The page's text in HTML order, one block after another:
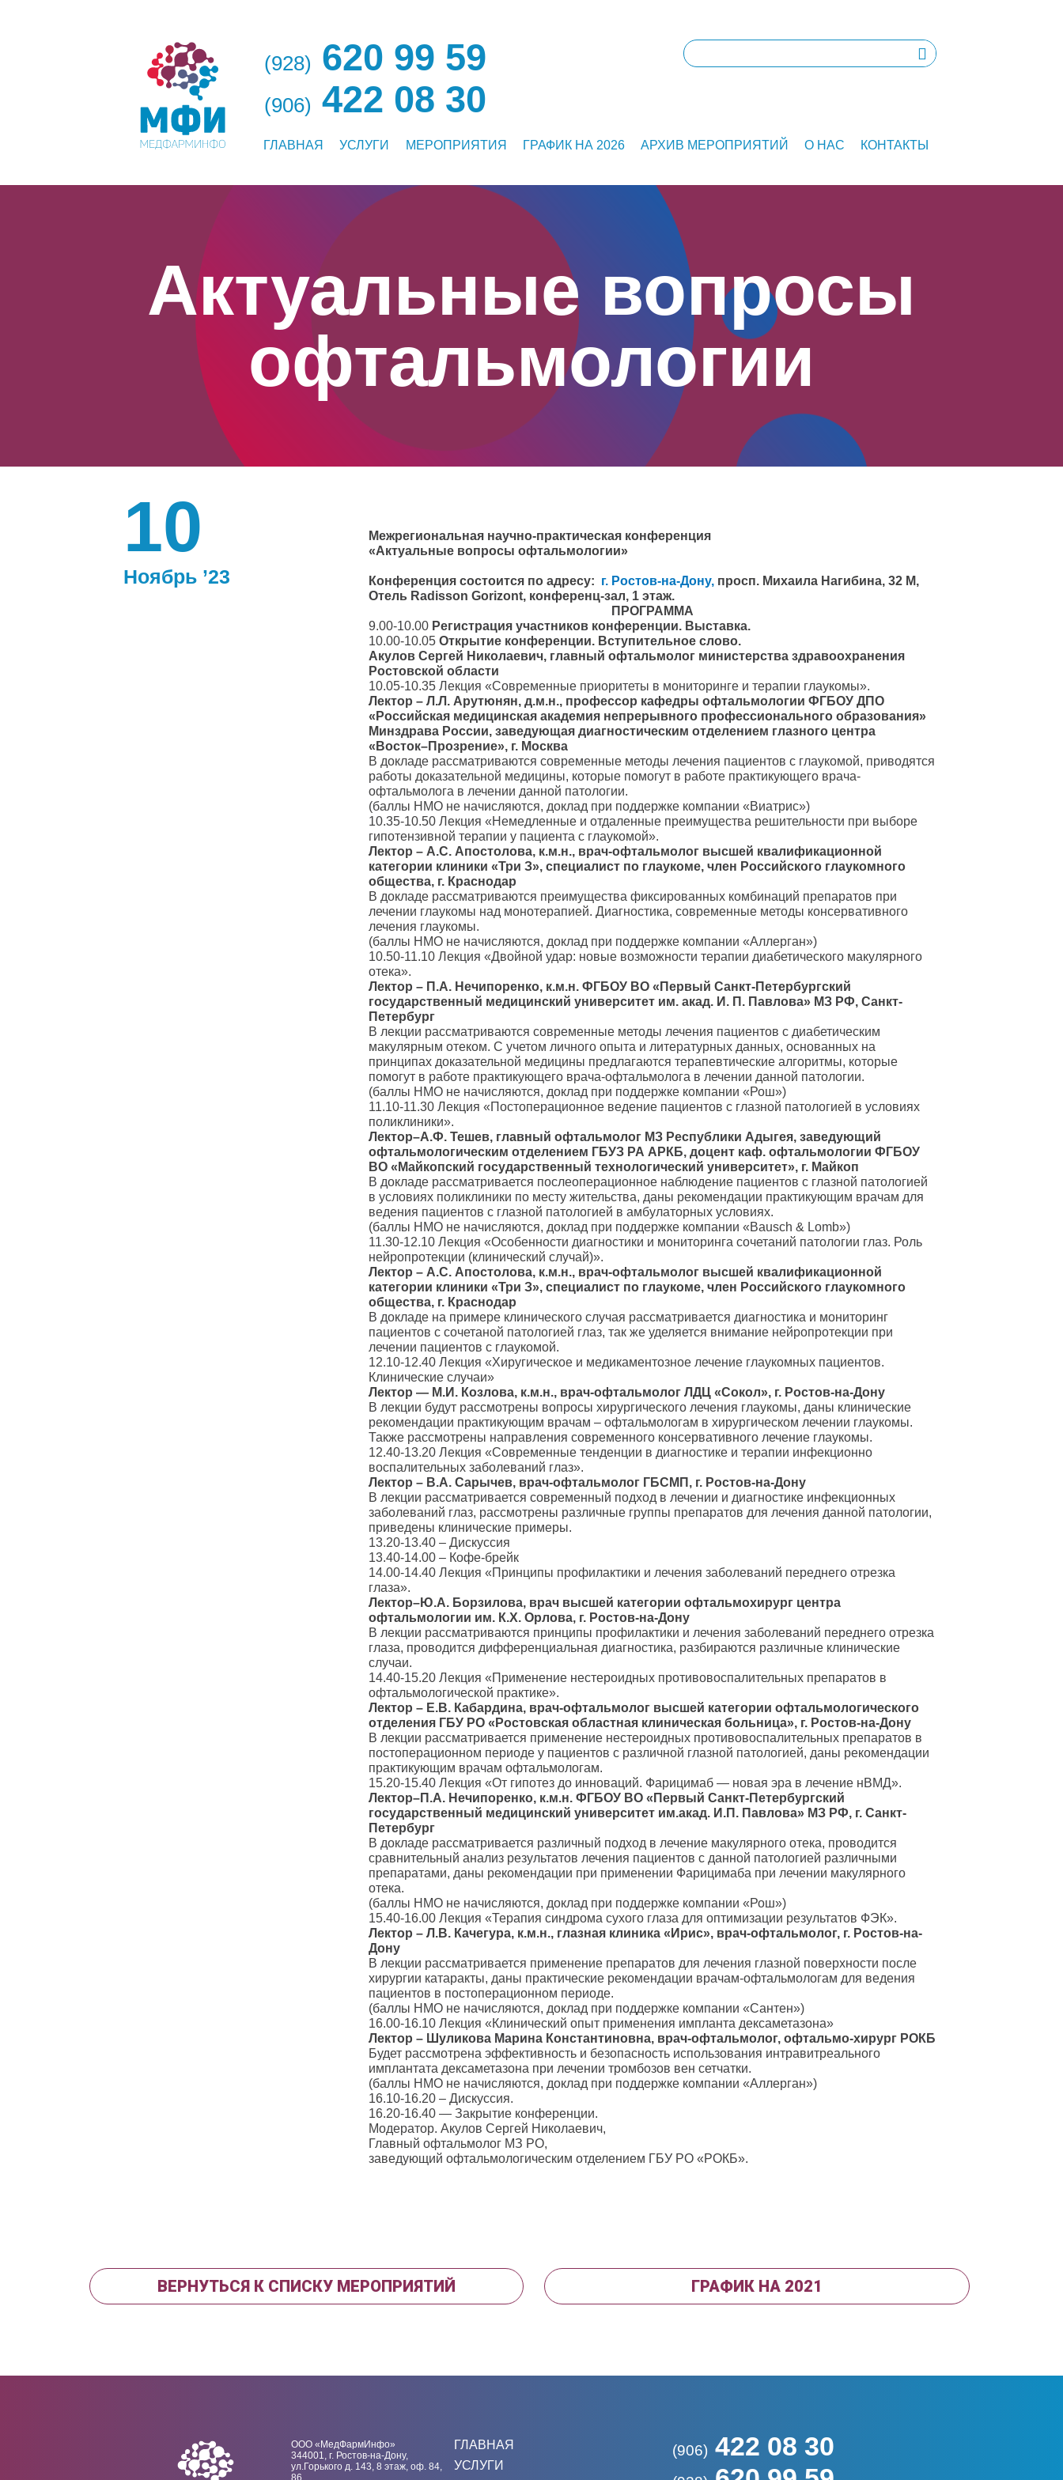
(928) 620 99 59
(906) 422 08 30
ГЛАВНАЯ УСЛУГИ МЕРОПРИЯТИЯ ГРАФИК НА 2026 АРХИВ МЕРОПРИЯТИЙ О НАС КОНТАКТЫ
Актуальные вопросы
офтальмологии
10
Ноябрь ’23
Межрегиональная научно-практическая конференция
«Актуальные вопросы офтальмологии»
Конференция состоится по адресу: г. Ростов-на-Дону, просп. Михаила Нагибина, 32 М,
Отель Radisson Gorizont, конференц-зал, 1 этаж.
ПРОГРАММА
9.00-10.00 Регистрация участников конференции. Выставка.
10.00-10.05Открытие конференции. Вступительное слово.
Акулов Сергей Николаевич, главный офтальмолог министерства здравоохранения
Ростовской области
10.05-10.35 Лекция «Современные приоритеты в мониторинге и терапии глаукомы».
Лектор – Л.Л. Арутюнян, д.м.н., профессор кафедры офтальмологии ФГБОУ ДПО
«Российская медицинская академия непрерывного профессионального образования»
Минздрава России, заведующая диагностическим отделением глазного центра
«Восток–Прозрение», г. Москва
В докладе рассматриваются современные методы лечения пациентов с глаукомой, приводятся
работы доказательной медицины, которые помогут в работе практикующего врача-
офтальмолога в лечении данной патологии.
(баллы НМО не начисляются, доклад при поддержке компании «Виатрис»)
10.35-10.50 Лекция «Немедленные и отдаленные преимущества решительности при выборе
гипотензивной терапии у пациента с глаукомой».
Лектор – А.С. Апостолова, к.м.н., врач-офтальмолог высшей квалификационной
категории клиники «Три З», специалист по глаукоме, член Российского глаукомного
общества, г. Краснодар
В докладе рассматриваются преимущества фиксированных комбинаций препаратов при
лечении глаукомы над монотерапией. Диагностика, современные методы консервативного
лечения глаукомы.
(баллы НМО не начисляются, доклад при поддержке компании «Аллерган»)
10.50-11.10 Лекция «Двойной удар: новые возможности терапии диабетического макулярного
отека».
Лектор – П.А. Нечипоренко, к.м.н. ФГБОУ ВО «Первый Санкт-Петербургский
государственный медицинский университет им. акад. И. П. Павлова» МЗ РФ, Санкт-
Петербург
В лекции рассматриваются современные методы лечения пациентов с диабетическим
макулярным отеком. С учетом личного опыта и литературных данных, основанных на
принципах доказательной медицины предлагаются терапевтические алгоритмы, которые
помогут в работе практикующего врача-офтальмолога в лечении данной патологии.
(баллы НМО не начисляются, доклад при поддержке компании «Рош»)
11.10-11.30 Лекция «Постоперационное ведение пациентов с глазной патологией в условиях
поликлиники».
Лектор–А.Ф. Тешев, главный офтальмолог МЗ Республики Адыгея, заведующий
офтальмологическим отделением ГБУЗ РА АРКБ, доцент каф. офтальмологии ФГБОУ
ВО «Майкопский государственный технологический университет», г. Майкоп
В докладе рассматривается послеоперационное наблюдение пациентов с глазной патологией
в условиях поликлиники по месту жительства, даны рекомендации практикующим врачам для
ведения пациентов с глазной патологией в амбулаторных условиях.
(баллы НМО не начисляются, доклад при поддержке компании «Bausch & Lomb»)
11.30-12.10 Лекция «Особенности диагностики и мониторинга сочетаний патологии глаз. Роль
нейропротекции (клинический случай)».
Лектор – А.С. Апостолова, к.м.н., врач-офтальмолог высшей квалификационной
категории клиники «Три З», специалист по глаукоме, член Российского глаукомного
общества, г. Краснодар
В докладе на примере клинического случая рассматривается диагностика и мониторинг
пациентов с сочетаной патологией глаз, так же уделяется внимание нейропротекции при
лечении пациентов с глаукомой.
12.10-12.40 Лекция «Хиругическое и медикаментозное лечение глаукомных пациентов.
Клинические случаи»
Лектор — М.И. Козлова, к.м.н., врач-офтальмолог ЛДЦ «Сокол», г. Ростов-на-Дону
В лекции будут рассмотрены вопросы хирургического лечения глаукомы, даны клинические
рекомендации практикующим врачам – офтальмологам в хирургическом лечении глаукомы.
Также рассмотрены направления современного консервативного лечение глаукомы.
12.40-13.20 Лекция «Современные тенденции в диагностике и терапии инфекционно
воспалительных заболеваний глаз».
Лектор – В.А. Сарычев, врач-офтальмолог ГБСМП, г. Ростов-на-Дону
В лекции рассматривается современный подход в лечении и диагностике инфекционных
заболеваний глаз, рассмотрены различные группы препаратов для лечения данной патологии,
приведены клинические примеры.
13.20-13.40 – Дискуссия
13.40-14.00 – Кофе-брейк
14.00-14.40 Лекция «Принципы профилактики и лечения заболеваний переднего отрезка
глаза».
Лектор–Ю.А. Борзилова, врач высшей категории офтальмохирург центра
офтальмологии им. К.Х. Орлова, г. Ростов-на-Дону
В лекции рассматриваются принципы профилактики и лечения заболеваний переднего отрезка
глаза, проводится дифференциальная диагностика, разбираются различные клинические
случаи.
14.40-15.20 Лекция «Применение нестероидных противовоспалительных препаратов в
офтальмологической практике».
Лектор – Е.В. Кабардина, врач-офтальмолог высшей категории офтальмологического
отделения ГБУ РО «Ростовская областная клиническая больница», г. Ростов-на-Дону
В лекции рассматривается применение нестероидных противовоспалительных препаратов в
постоперационном периоде у пациентов с различной глазной патологией, даны рекомендации
практикующим врачам офтальмологам.
15.20-15.40 Лекция «От гипотез до инноваций. Фарицимаб — новая эра в лечение нВМД».
Лектор–П.А. Нечипоренко, к.м.н. ФГБОУ ВО «Первый Санкт-Петербургский
государственный медицинский университет им.акад. И.П. Павлова» МЗ РФ, г. Санкт-
Петербург
В докладе рассматривается различный подход в лечение макулярного отека, проводится
сравнительный анализ результатов лечения пациентов с данной патологией различными
препаратами, даны рекомендации при применении Фарицимаба при лечении макулярного
отека.
(баллы НМО не начисляются, доклад при поддержке компании «Рош»)
15.40-16.00 Лекция «Терапия синдрома сухого глаза для оптимизации результатов ФЭК».
Лектор – Л.В. Качегура, к.м.н., глазная клиника «Ирис», врач-офтальмолог, г. Ростов-на-
Дону
В лекции рассматривается применение препаратов для лечения глазной поверхности после
хирургии катаракты, даны практические рекомендации врачам-офтальмологам для ведения
пациентов в постоперационном периоде.
(баллы НМО не начисляются, доклад при поддержке компании «Сантен»)
16.00-16.10 Лекция «Клинический опыт применения импланта дексаметазона»
Лектор – Шуликова Марина Константиновна, врач-офтальмолог, офтальмо-хирург РОКБ
Будет рассмотрена эффективность и безопасность использования интравитреального
имплантата дексаметазона при лечении тромбозов вен сетчатки.
(баллы НМО не начисляются, доклад при поддержке компании «Аллерган»)
16.10-16.20 – Дискуссия.
16.20-16.40 — Закрытие конференции.
Модератор. Акулов Сергей Николаевич,
Главный офтальмолог МЗ РО,
заведующий офтальмологическим отделением ГБУ РО «РОКБ».
ВЕРНУТЬСЯ К СПИСКУ МЕРОПРИЯТИЙ ГРАФИК НА 2021
ООО «МедФармИнфо»
344001, г. Ростов-на-Дону,
ул.Горького д. 143, 8 этаж, оф. 84,
86.
ГЛАВНАЯ
УСЛУГИ
(906) 422 08 30